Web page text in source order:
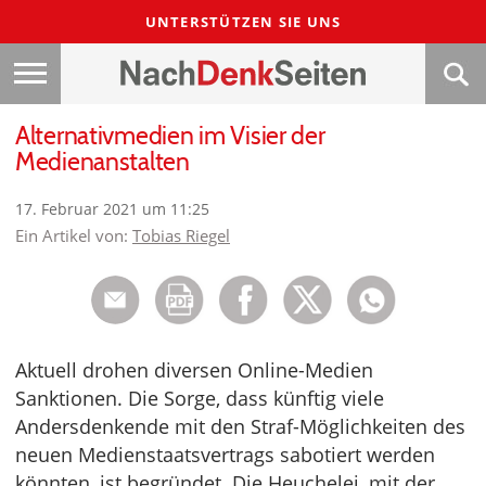
UNTERSTÜTZEN SIE UNS
Alternativmedien im Visier der
Medienanstalten
17. Februar 2021 um 11:25
Ein Artikel von: Tobias Riegel
Aktuell drohen diversen Online-Medien
Sanktionen. Die Sorge, dass künftig viele
Andersdenkende mit den Straf-Möglichkeiten des
neuen Medienstaatsvertrags sabotiert werden